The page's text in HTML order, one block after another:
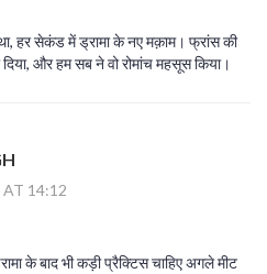
हर सेकंड में ड्रामा के नए मक़ाम। फ्रांस की
और हम सब ने वो रोमांच महसूस किया।
AT 14:12
के बाद भी कड़ी प्रैक्टिस चाहिए अगले मीट